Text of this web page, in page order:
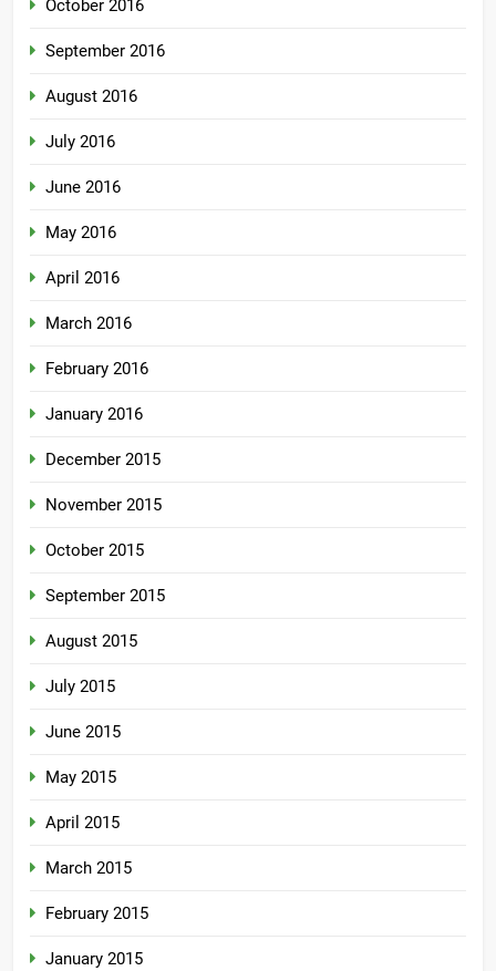
October 2016
September 2016
August 2016
July 2016
June 2016
May 2016
April 2016
March 2016
February 2016
January 2016
December 2015
November 2015
October 2015
September 2015
August 2015
July 2015
June 2015
May 2015
April 2015
March 2015
February 2015
January 2015